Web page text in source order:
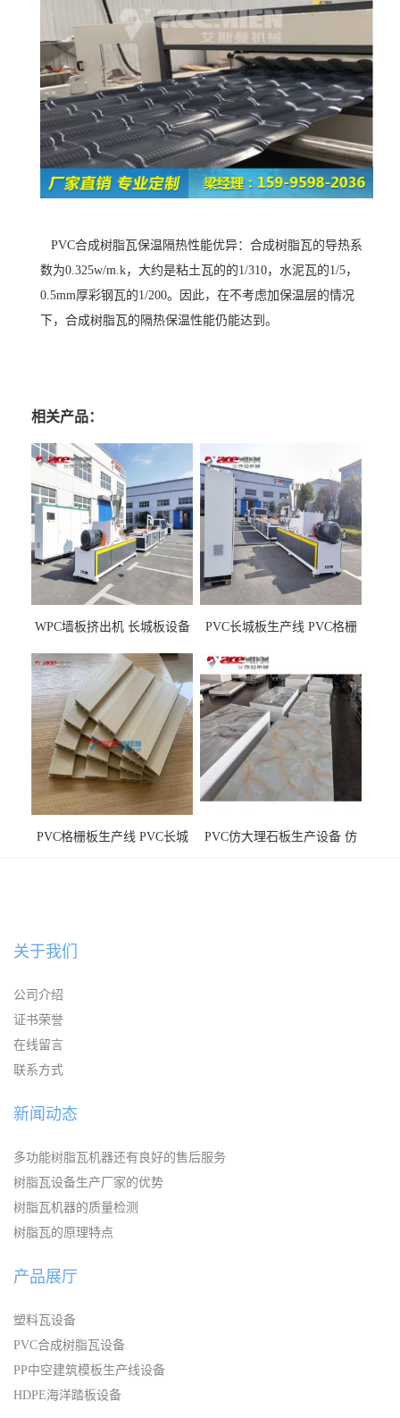
PVC合成树脂瓦保温隔热性能优异：合成树脂瓦的导热系
数为0.325w/m.k，大约是粘土瓦的的1/310，水泥瓦的1/5，
0.5mm厚彩钢瓦的1/200。因此，在不考虑加保温层的情况
下，合成树脂瓦的隔热保温性能仍能达到。
相关产品：
WPC墙板挤出机 长城板设备
PVC长城板生产线 PVC格栅
PVC格栅板生产线 PVC长城
PVC仿大理石板生产设备 仿
关于我们
公司介绍
证书荣誉
在线留言
联系方式
新闻动态
多功能树脂瓦机器还有良好的售后服务
树脂瓦设备生产厂家的优势
树脂瓦机器的质量检测
树脂瓦的原理特点
产品展厅
塑料瓦设备
PVC合成树脂瓦设备
PP中空建筑模板生产线设备
HDPE海洋踏板设备